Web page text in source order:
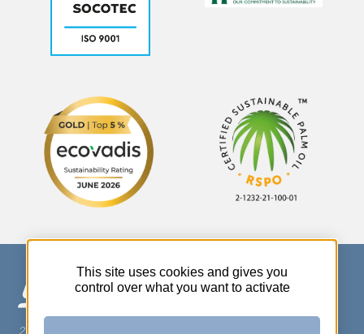
270 Rue Thérèse Planiol - 37310 TAUXIGNY
This site uses cookies and gives you
control over what you want to activate